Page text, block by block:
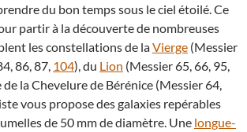
du bon temps sous le ciel étoilé. Ce
partir à la découverte de nombreuses
les constellations de laVierge (Messier
86, 87, 104), du Lion (Messier 65, 66, 95,
la Chevelure de Bérénice (Messier 64,
vous propose des galaxies repérables
de 50 mm de diamètre. Une longue-